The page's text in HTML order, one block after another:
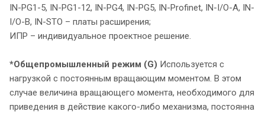
IN-PG1-5, IN-PG1-12, IN-PG4, IN-PG5, IN-Profinet, IN-I/O-A, IN-
I/O-В, IN-STO – платы расширения;
ИПР – индивидуальное проектное решение.
*Общепромышленный режим (G) Используется с
нагрузкой с постоянным вращающим моментом. В этом
случае величина вращающего момента, необходимого для
приведения в действие какого-либо механизма, постоянна